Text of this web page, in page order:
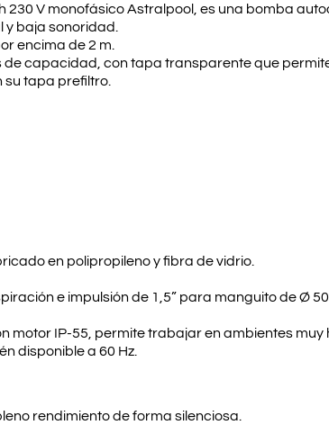
230 V monofásico Astralpool, es una bomba
baja sonoridad.
encima de 2 m.
de capacidad, con tapa transparente que
tapa prefiltro.
en polipropileno y fibra de vidrio.
e impulsión de 1,5” para manguito de Ø 50
motor IP-55, permite trabajar en ambientes
disponible a 60 Hz.
rendimiento de forma silenciosa.